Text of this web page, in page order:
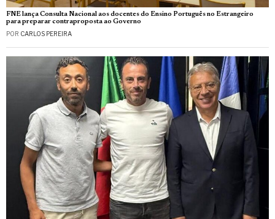
FNE lança Consulta Nacional aos docentes do Ensino Português no Estrangeiro
para preparar contraproposta ao Governo
POR CARLOS PEREIRA